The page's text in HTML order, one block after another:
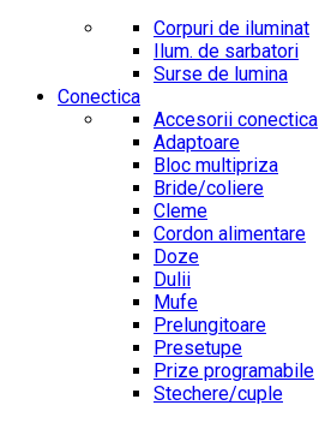
Corpuri de iluminat
Ilum. de sarbatori
Surse de lumina
Conectica
Accesorii conectica
Adaptoare
Bloc multipriza
Bride/coliere
Cleme
Cordon alimentare
Doze
Dulii
Mufe
Prelungitoare
Presetupe
Prize programabile
Stechere/cuple